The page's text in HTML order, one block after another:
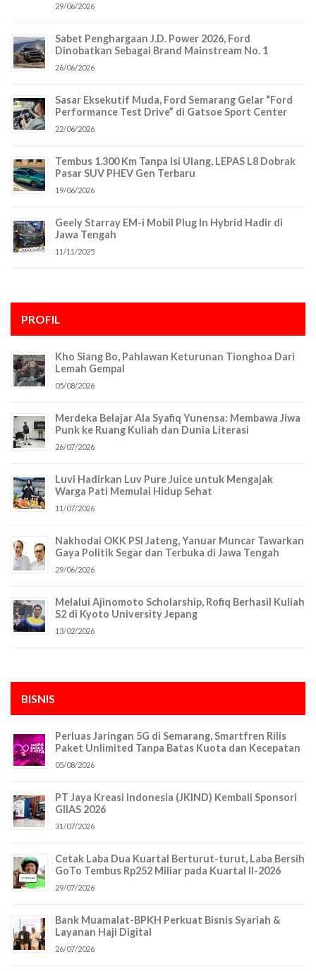
29/06/2026
Sabet Penghargaan J.D. Power 2026, Ford
Dinobatkan Sebagai Brand Mainstream No. 1
26/06/2026
Sasar Eksekutif Muda, Ford Semarang Gelar “Ford
Performance Test Drive” di Gatsoe Sport Center
22/06/2026
Tembus 1.300 Km Tanpa Isi Ulang, LEPAS L8 Dobrak
Pasar SUV PHEV Gen Terbaru
19/06/2026
Geely Starray EM-i Mobil Plug In Hybrid Hadir di
Jawa Tengah
11/11/2025
PROFIL
Kho Siang Bo, Pahlawan Keturunan Tionghoa Dari
Lemah Gempal
05/08/2026
Merdeka Belajar Ala Syafiq Yunensa: Membawa Jiwa
Punk ke Ruang Kuliah dan Dunia Literasi
26/07/2026
Luvi Hadirkan Luv Pure Juice untuk Mengajak
Warga Pati Memulai Hidup Sehat
11/07/2026
Nakhodai OKK PSI Jateng, Yanuar Muncar Tawarkan
Gaya Politik Segar dan Terbuka di Jawa Tengah
29/06/2026
Melalui Ajinomoto Scholarship, Rofiq Berhasil Kuliah
S2 di Kyoto University Jepang
13/02/2026
BISNIS
Perluas Jaringan 5G di Semarang, Smartfren Rilis
Paket Unlimited Tanpa Batas Kuota dan Kecepatan
05/08/2026
PT Jaya Kreasi Indonesia (JKIND) Kembali Sponsori
GIIAS 2026
31/07/2026
Cetak Laba Dua Kuartal Berturut-turut, Laba Bersih
GoTo Tembus Rp252 Miliar pada Kuartal II-2026
29/07/2026
Bank Muamalat-BPKH Perkuat Bisnis Syariah &
Layanan Haji Digital
26/07/2026